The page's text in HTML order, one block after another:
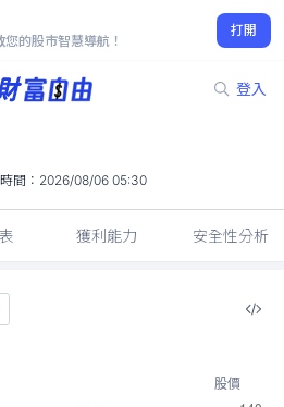
的股市智慧導航！
打開
登入
0.5%
間： 2026/08/06 05:30
獲利能力 安全性分析